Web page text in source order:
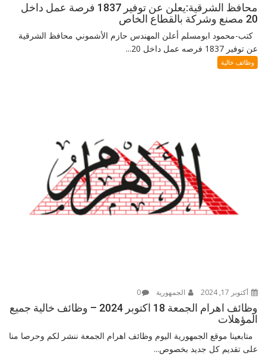
محافظ الشرقية:يعلن عن توفير 1837 فرصة عمل داخل
20 مصنع وشركة بالقطاع الخاص
كتب-محمود ابومسلم أعلن المهندس حازم الأشموني محافظ الشرقية
عن توفير 1837 فرصه عمل داخل 20...
وظائف خالية
أكتوبر 17, 2024 الجمهورية 0
وظائف اهرام الجمعة 18 اكتوبر 2024 – وظائف خالية جميع
المؤهلات
متابعينا موقع الجمهورية اليوم وظائف اهرام الجمعة ننشر لكم وحرصا منا
على تقديم كل جديد بخصوص...